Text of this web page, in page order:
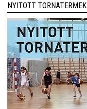
NYITOTT TORNATERMEK